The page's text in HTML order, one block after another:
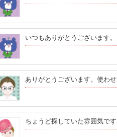
いつもありがとうございます
ありがとうございます。使わせ
ちょうど探していた雰囲気です